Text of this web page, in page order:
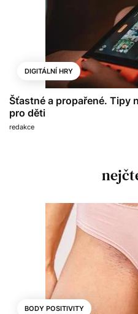
DIGITÁLNÍ HRY
Šťastné a propařené. Tipy
pro děti
redakce
BODY POSITIVITY